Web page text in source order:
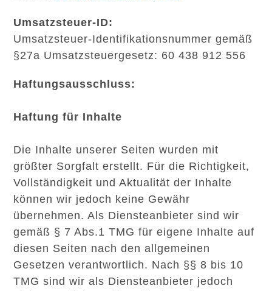
Umsatzsteuer-ID:
Umsatzsteuer-Identifikationsnummer gemäß
§27a Umsatzsteuergesetz: 60 438 912 556
Haftungsausschluss:
Haftung für Inhalte
Die Inhalte unserer Seiten wurden mit
größter Sorgfalt erstellt. Für die Richtigkeit,
Vollständigkeit und Aktualität der Inhalte
können wir jedoch keine Gewähr
übernehmen. Als Diensteanbieter sind wir
gemäß § 7 Abs.1 TMG für eigene Inhalte auf
diesen Seiten nach den allgemeinen
Gesetzen verantwortlich. Nach §§ 8 bis 10
TMG sind wir als Diensteanbieter jedoch